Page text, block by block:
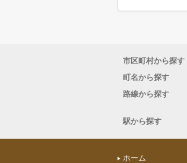
市区町村から探す
町名から探す
路線から探す
駅から探す
ホーム